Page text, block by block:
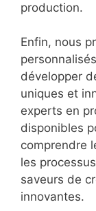
production.
Enfin, nous
développer
uniques et
experts en
disponibles
comprendre
les
saveurs de
innovantes.